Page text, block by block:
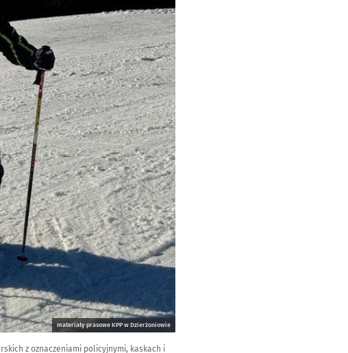
materiały prasowe KPP w Dzierżoniowie
z oznaczeniami policyjnymi, kaskach i